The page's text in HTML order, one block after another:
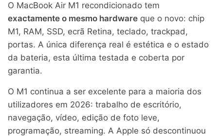
O MacBook Air M1 recondicionado tem
exactamente o mesmo hardware que o novo: chip
M1, RAM, SSD, ecrã Retina, teclado, trackpad,
portas. A única diferença real é estética e o estado
da bateria, esta última testada e coberta por
garantia.
O M1 continua a ser excelente para a maioria dos
utilizadores em 2026: trabalho de escritório,
navegação, vídeo, edição de foto leve,
programação, streaming. A Apple só descontinuou